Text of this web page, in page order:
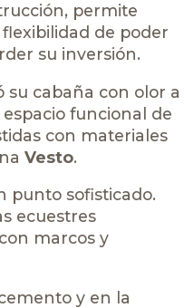
permite
de poder
su inversión.
su cabaña con olor a
funcional de
con materiales
Vesto.
punto sofisticado.
ecuestres
marcos y
y en la